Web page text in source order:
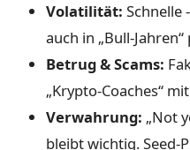
Volatilität: Schnelle
auch in „Bull-
Betrug & Scams:
„Krypto-Coaches“
Verwahrung: „Not
bleibt wichtig. Seed-